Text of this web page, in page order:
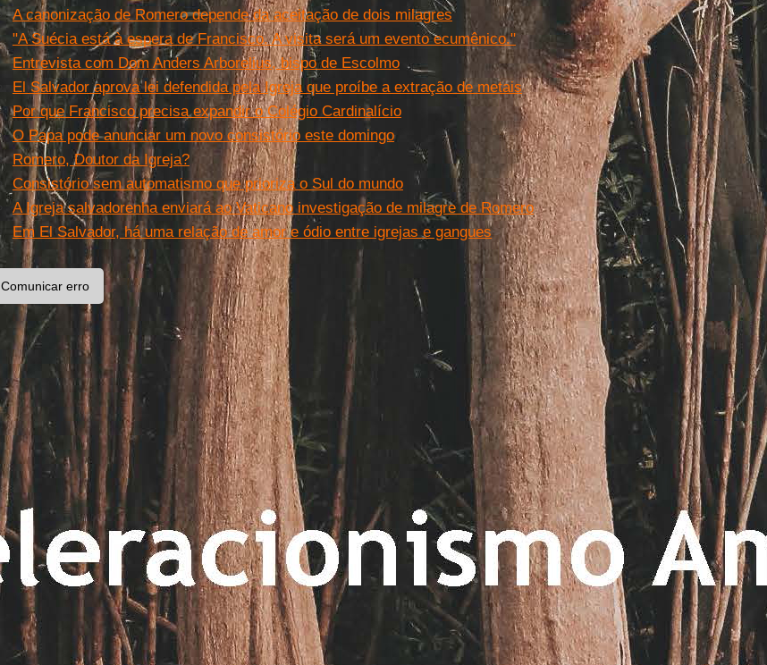
A canonização de Romero depende da aceitação de dois milagres
"A Suécia está à espera de Francisco. A visita será um evento ecumênico."
Entrevista com Dom Anders Arborelius, bispo de Escolmo
El Salvador aprova lei defendida pela Igreja que proíbe a extração de metais
Por que Francisco precisa expandir o Colégio Cardinalício
O Papa pode anunciar um novo consistório este domingo
Romero, Doutor da Igreja?
Consistório sem automatismo que prioriza o Sul do mundo
A Igreja salvadorenha enviará ao Vaticano investigação de milagre de Romero
Em El Salvador, há uma relação de amor e ódio entre igrejas e gangues
Comunicar erro